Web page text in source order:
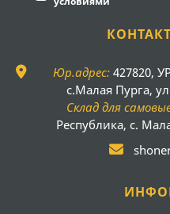
Юр.адрес: 427820,
с.Малая Пурга,
Склад для
Республика, с.